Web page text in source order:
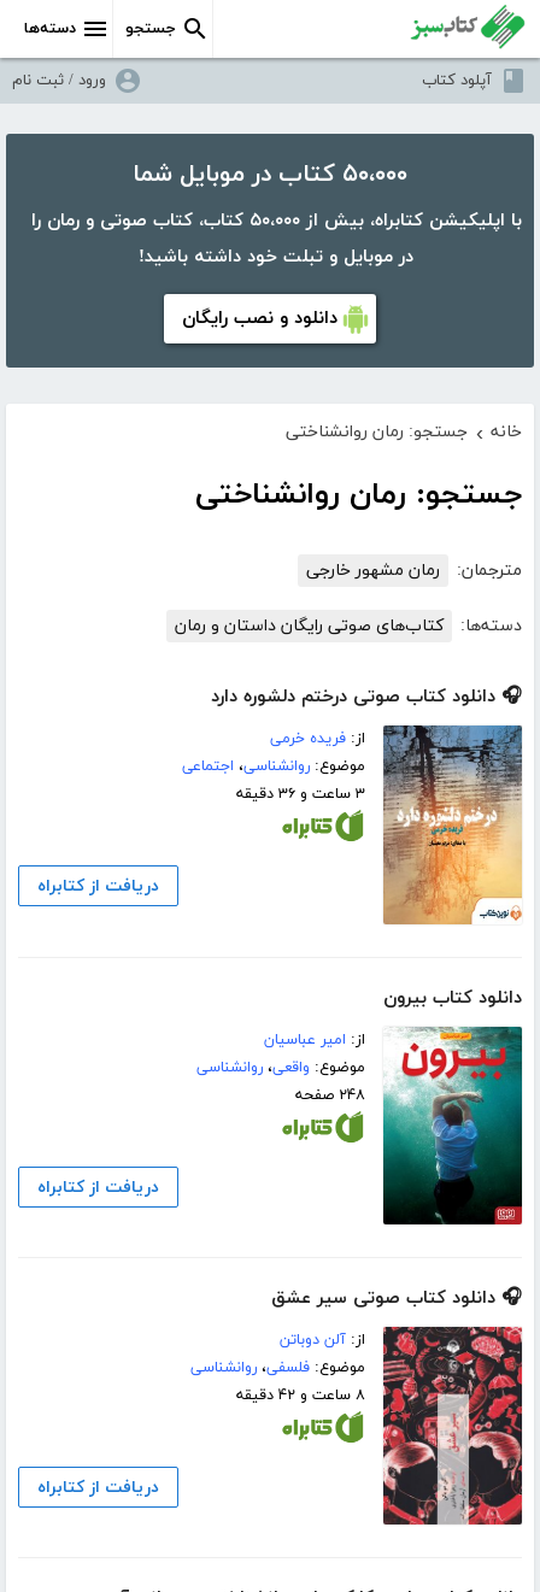
دسته‌ها جستجو
آپلود کتاب ورود / ثبت نام
۵۰،۰۰۰ کتاب در موبایل شما
با اپلیکیشن کتابراه، بیش از ۵۰،۰۰۰ کتاب، کتاب صوتی و رمان را
در موبایل و تبلت خود داشته باشید!
دانلود و نصب رایگان
خانه › جستجو: رمان روانشناختی
جستجو: رمان روانشناختی
مترجمان: رمان مشهور خارجی
دسته‌ها: کتاب‌های صوتی رایگان داستان و رمان
🎧 دانلود کتاب صوتی درختم دلشوره دارد
از:فریده خرمی
موضوع:روانشناسی، اجتماعی
۳ ساعت و ۳۶ دقیقه
دریافت از کتابراه
دانلود کتاب بیرون
از: امیر عباسیان
موضوع: واقعی،روانشناسی
۲۴۸ صفحه
دریافت از کتابراه
🎧 دانلود کتاب صوتی سیر عشق
از:آلن دوباتن
موضوع:فلسفی،روانشناسی
۸ ساعت و ۴۲ دقیقه
دریافت از کتابراه